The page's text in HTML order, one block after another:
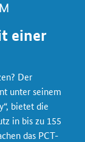
einer
Der
unter seinem
“, bietet die
in bis zu 155
das PCT-